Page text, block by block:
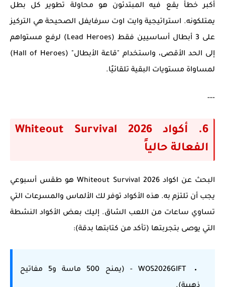
أكبر خطأ يقع فيه المبتدئون هو محاولة تطوير كل بطل
يمتلكونه. استراتيجية وايت اوت سرفايفل الصحيحة هي التركيز
على 3 أبطال أساسيين فقط (Lead Heroes) لرفع مستواهم
إلى الحد الأقصى، واستخدام "قاعة الأبطال" (Hall of Heroes)
لمساواة مستويات البقية تلقائيًا.
---
6. أكواد Whiteout Survival 2026
الفعالة حالياً
البحث عن اكواد Whiteout Survival 2026
هو طقس أسبوعي
يجب أن تلتزم به. هذه الأكواد توفر لك الألماس والمسرعات التي
تساوي ساعات من اللعب الشاق. إليك بعض الأكواد النشطة
التي يوصى بتجربتها (تأكد من كتابتها بدقة):
WOS2026GIFT
- (يمنح 500 ماسة و5 مفاتيح